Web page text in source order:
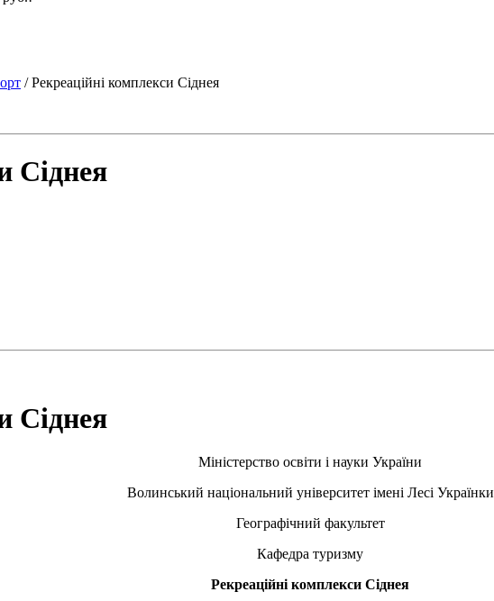
/ Рекреаційні комплекси Сіднея
Сіднея
Сіднея
Міністерство освіти і науки України
Волинський національний університет імені Лесі Українки
Географічний факультет
Кафедра туризму
Рекреаційні комплекси Сіднея